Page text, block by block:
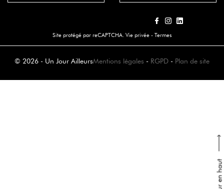
Site protégé par reCAPTCHA. Vie privée - Termes
© 2026 - Un Jour AilleursMentions légales - RGPD - Plan de site